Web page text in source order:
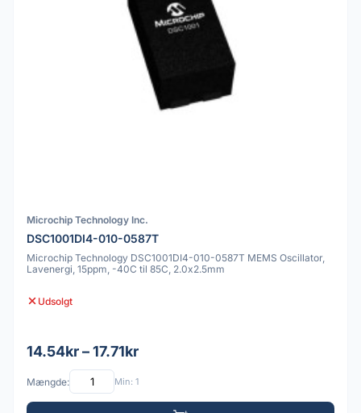
Microchip Technology Inc.
DSC1001DI4-010-0587T
Microchip Technology DSC1001DI4-010-0587T MEMS Oscillator,
Lavenergi, 15ppm, -40C til 85C, 2.0x2.5mm
Udsolgt
14.54kr – 17.71kr
Mængde: Min: 1